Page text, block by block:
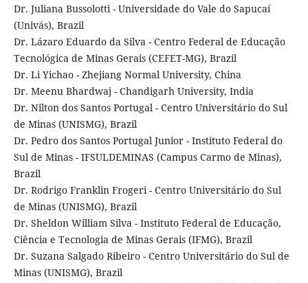
Dr. Juliana Bussolotti - Universidade do Vale do Sapucaí
(Univás), Brazil
Dr. Lázaro Eduardo da Silva - Centro Federal de Educação
Tecnológica de Minas Gerais (CEFET-MG), Brazil
Dr. Li Yichao - Zhejiang Normal University, China
Dr. Meenu Bhardwaj - Chandigarh University, India
Dr. Nilton dos Santos Portugal - Centro Universitário do Sul
de Minas (UNISMG), Brazil
Dr. Pedro dos Santos Portugal Junior - Instituto Federal do
Sul de Minas - IFSULDEMINAS (Campus Carmo de Minas),
Brazil
Dr. Rodrigo Franklin Frogeri - Centro Universitário do Sul
de Minas (UNISMG), Brazil
Dr. Sheldon William Silva - Instituto Federal de Educação,
Ciência e Tecnologia de Minas Gerais (IFMG), Brazil
Dr. Suzana Salgado Ribeiro - Centro Universitário do Sul de
Minas (UNISMG), Brazil